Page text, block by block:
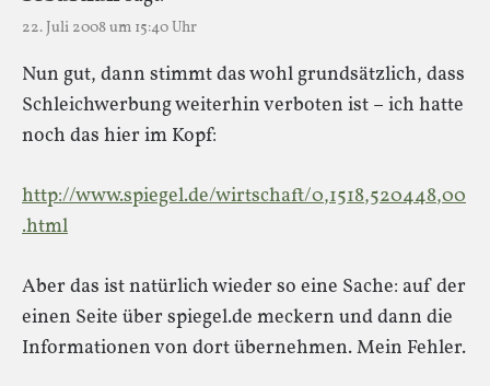
22. Juli 2008 um 15:40 Uhr
Nun gut, dann stimmt das wohl grundsätzlich, dass
Schleichwerbung weiterhin verboten ist – ich hatte
noch das hier im Kopf:
http://www.spiegel.de/wirtschaft/0,1518,520448,00
.html
Aber das ist natürlich wieder so eine Sache: auf der
einen Seite über spiegel.de meckern und dann die
Informationen von dort übernehmen. Mein Fehler.